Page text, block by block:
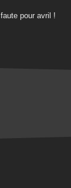
pour avril !